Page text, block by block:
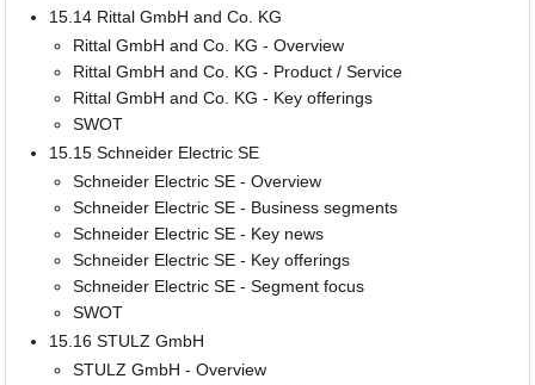
15.14 Rittal GmbH and Co. KG
Rittal GmbH and Co. KG - Overview
Rittal GmbH and Co. KG - Product / Service
Rittal GmbH and Co. KG - Key offerings
SWOT
15.15 Schneider Electric SE
Schneider Electric SE - Overview
Schneider Electric SE - Business segments
Schneider Electric SE - Key news
Schneider Electric SE - Key offerings
Schneider Electric SE - Segment focus
SWOT
15.16 STULZ GmbH
STULZ GmbH - Overview